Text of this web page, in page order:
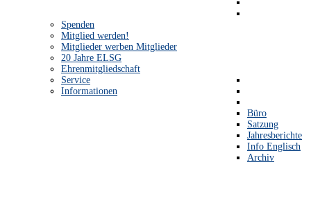
Spenden
Mitglied werden!
Mitglieder werben Mitglieder
20 Jahre ELSG
Ehrenmitgliedschaft
Service
Informationen
Büro
Satzung
Jahresberichte
Info Englisch
Archiv